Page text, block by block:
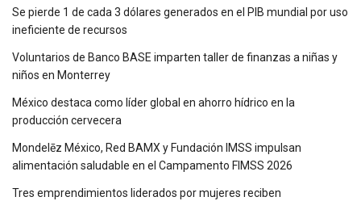
Se pierde 1 de cada 3 dólares generados en el PIB mundial por uso
ineficiente de recursos
Voluntarios de Banco BASE imparten taller de finanzas a niñas y
niños en Monterrey
México destaca como líder global en ahorro hídrico en la
producción cervecera
Mondelēz México, Red BAMX y Fundación IMSS impulsan
alimentación saludable en el Campamento FIMSS 2026
Tres emprendimientos liderados por mujeres reciben